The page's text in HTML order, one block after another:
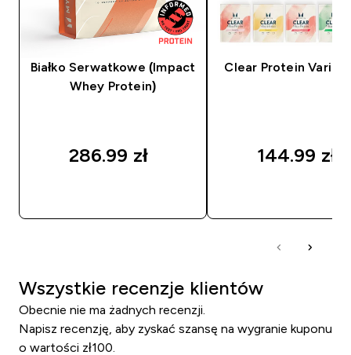
Białko Serwatkowe (Impact
Whey Protein)
286.99 zł‎
Clear Protein
144.99 zł‎
Wszystkie recenzje klientów
Obecnie nie ma żadnych recenzji.
Napisz recenzję, aby zyskać szansę na wygranie kuponu
o wartości zł100.